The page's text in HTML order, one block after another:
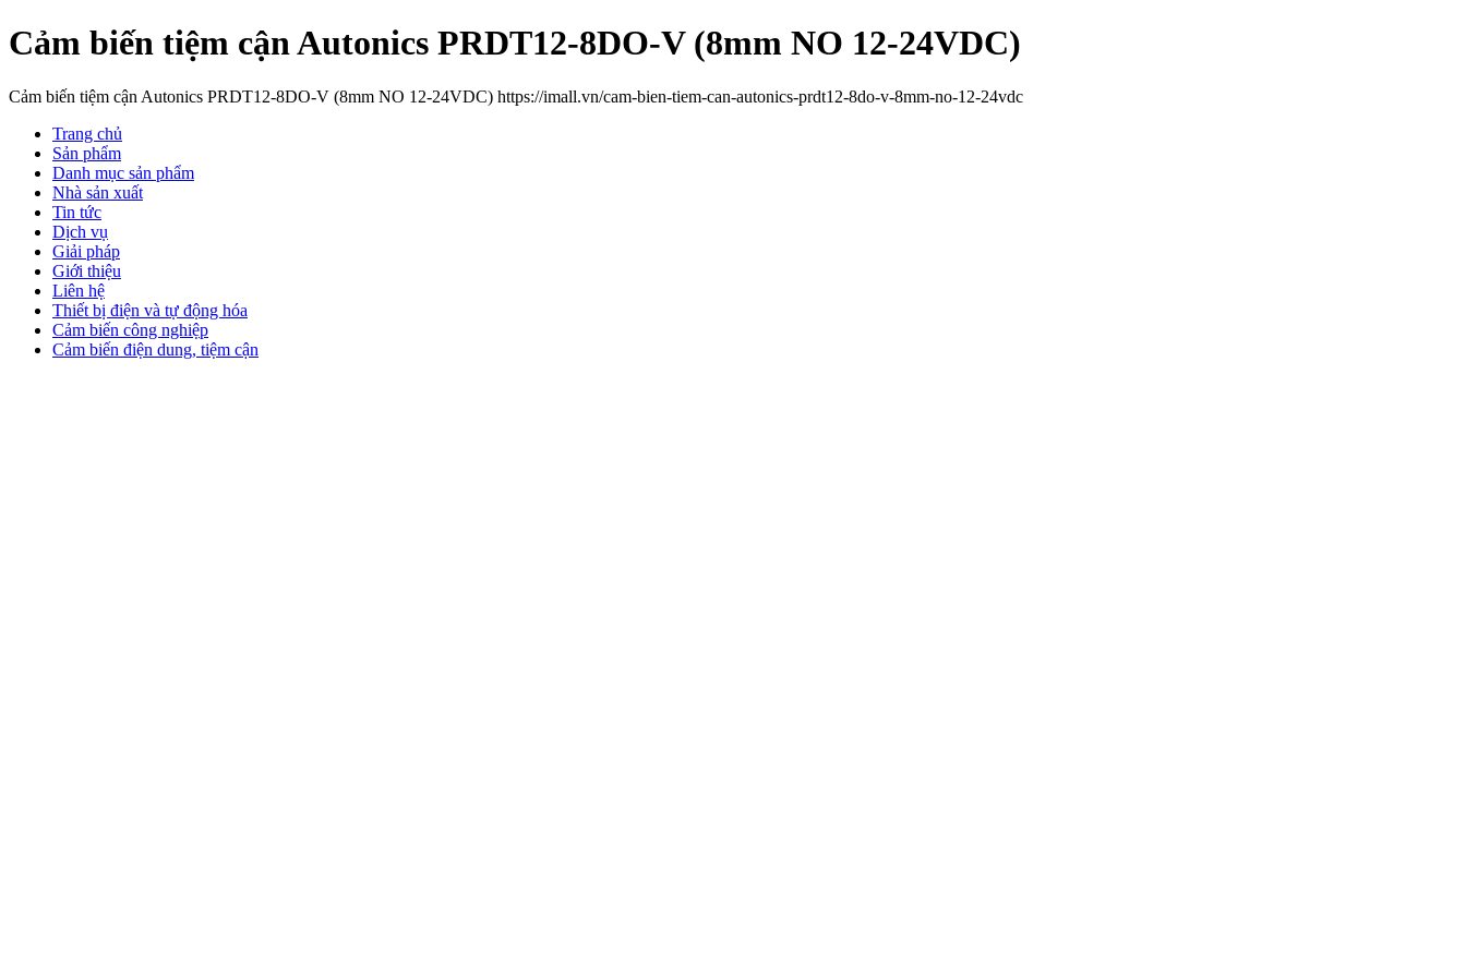
Cảm biến tiệm cận Autonics PRDT12-8DO-V (8mm NO 12-24VDC)
Cảm biến tiệm cận Autonics PRDT12-8DO-V (8mm NO 12-24VDC) https://imall.vn/cam-bien-tiem-can-autonics-prdt12-8do-v-8mm-no-12-24vdc
Trang chủ
Sản phẩm
Danh mục sản phẩm
Nhà sản xuất
Tin tức
Dịch vụ
Giải pháp
Giới thiệu
Liên hệ
Thiết bị điện và tự động hóa
Cảm biến công nghiệp
Cảm biến điện dung, tiệm cận